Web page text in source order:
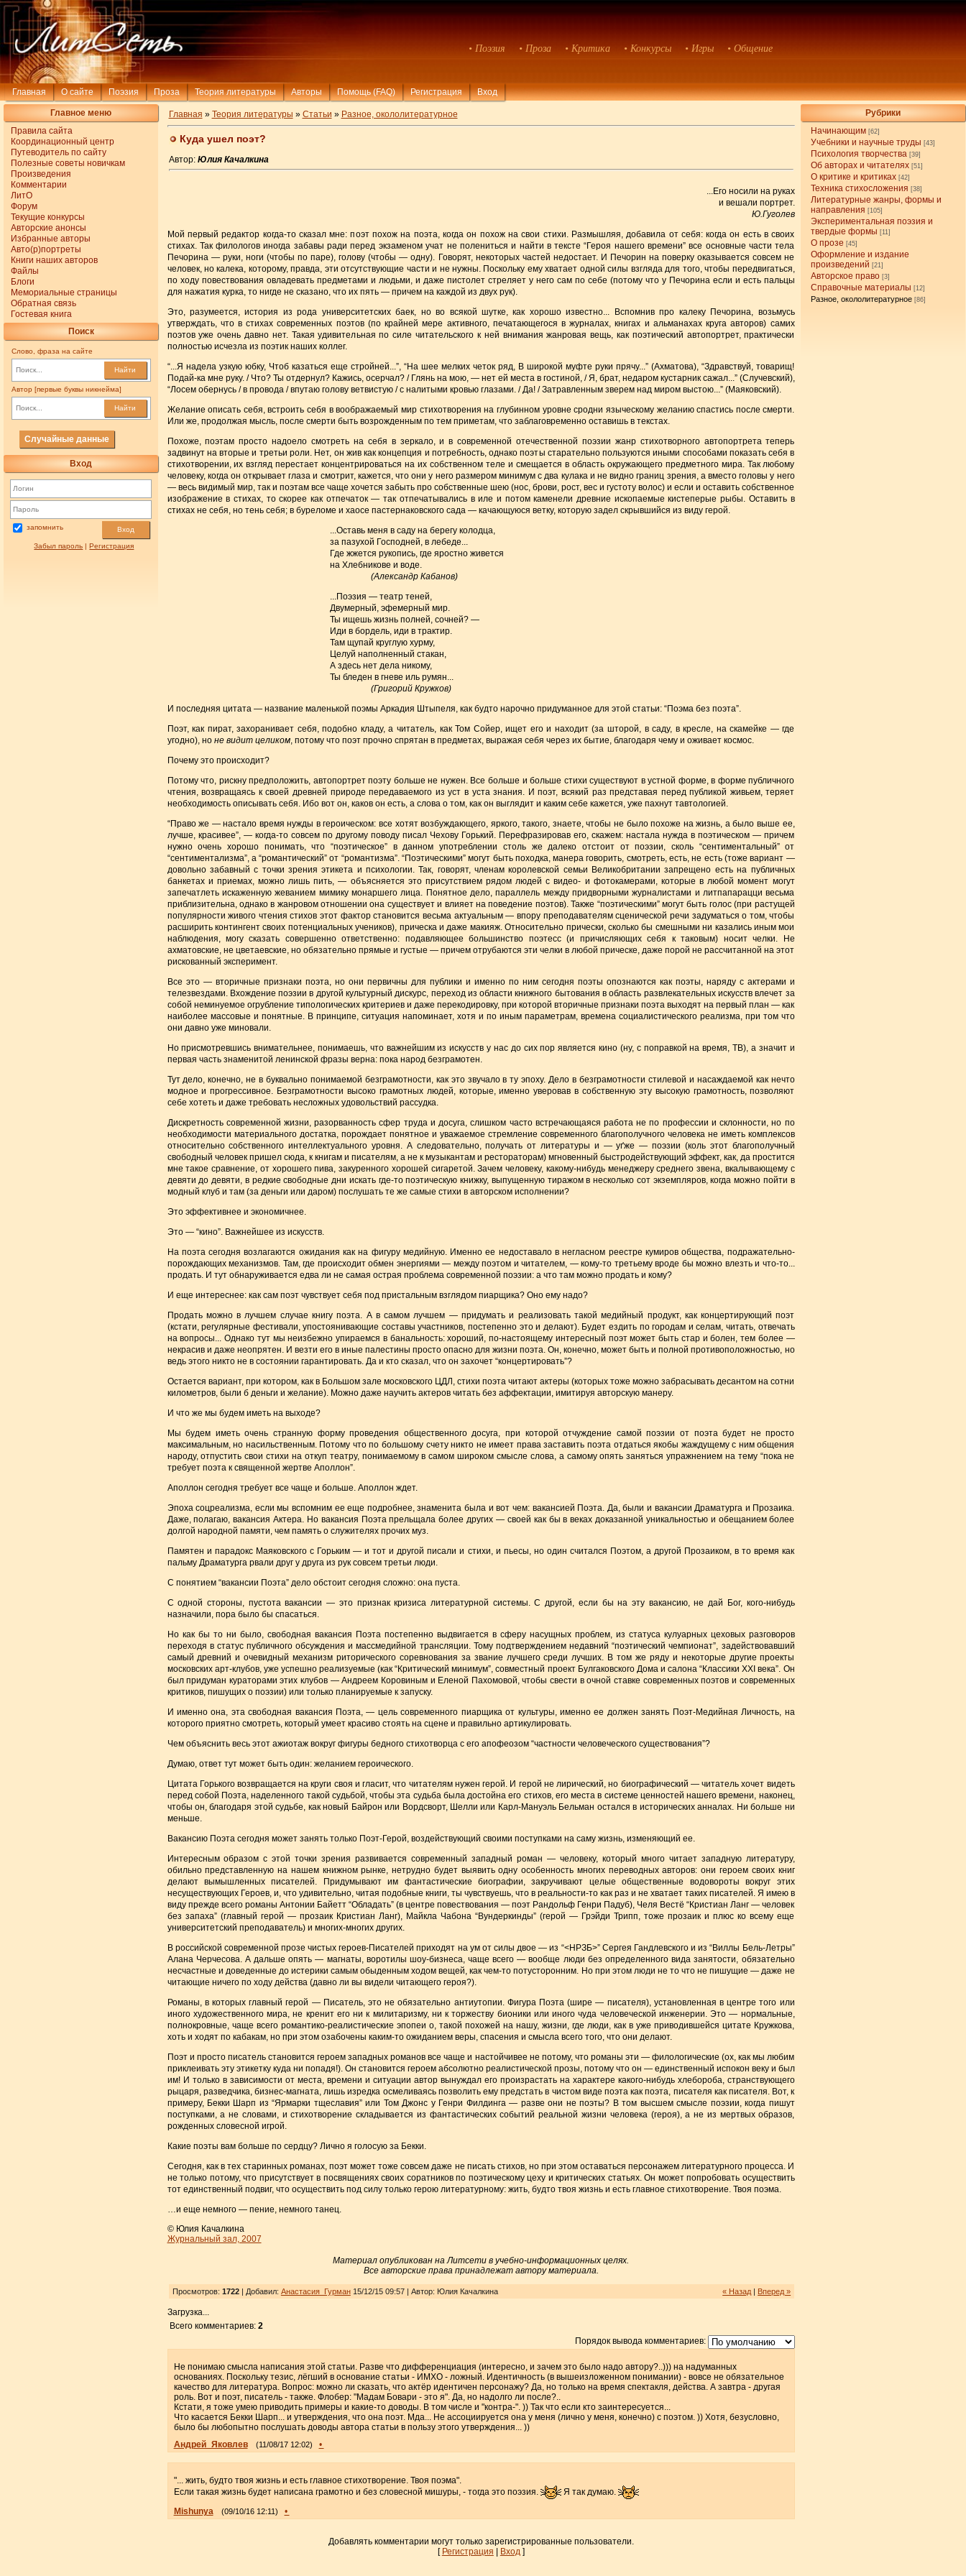
• Поэзия • Проза • Критика • Конкурсы • Игры • Общение
Главная О сайте Поэзия Проза Теория литературы Авторы Помощь (FAQ) Регистрация Вход
Главное меню
Правила сайта
Координационный центр
Путеводитель по сайту
Полезные советы новичкам
Произведения
Комментарии
ЛитО
Форум
Текущие конкурсы
Авторские анонсы
Избранные авторы
Авто(р)портреты
Книги наших авторов
Файлы
Блоги
Мемориальные страницы
Обратная связь
Гостевая книга
Поиск
Слово, фраза на сайте
Найти
Автор [первые буквы никнейма]
Найти
Случайные данные
Вход
запомнить Вход
Забыл пароль |Регистрация
Рубрики
Начинающим [62]
Учебники и научные труды [43]
Психология творчества [39]
Об авторах и читателях [51]
О критике и критиках [42]
Техника стихосложения [38]
Литературные жанры, формы и
направления [105]
Экспериментальная поэзия и
твердые формы [11]
О прозе [45]
Оформление и издание
произведений [21]
Авторское право [3]
Справочные материалы [12]
Разное, окололитературное [86]
Главная » Теория литературы » Статьи » Разное, окололитературное
Куда ушел поэт?
Автор: Юлия Качалкина
...Его носили на руках
и вешали портрет.
Ю.Гуголев
Мой первый редактор когда-то сказал мне: поэт похож на поэта, когда он похож на свои стихи. Размышляя, добавила от себя: когда он есть в своих
стихах. Так филологов иногда забавы ради перед экзаменом учат не полениться и найти в тексте “Героя нашего времени” все основные части тела
Печорина — руки, ноги (чтобы по паре), голову (чтобы — одну). Говорят, некоторых частей недостает. И Печорин на поверку оказывается совсем не
человек, но калека, которому, правда, эти отсутствующие части и не нужны. Поскольку ему хватает одной силы взгляда для того, чтобы передвигаться,
по ходу повествования овладевать предметами и людьми, и даже пистолет стреляет у него сам по себе (потому что у Печорина если и есть пальцы
для нажатия курка, то нигде не сказано, что их пять — причем на каждой из двух рук).
Это, разумеется, история из рода университетских баек, но во всякой шутке, как хорошо известно... Вспомнив про калеку Печорина, возьмусь
утверждать, что в стихах современных поэтов (по крайней мере активного, печатающегося в журналах, книгах и альманахах круга авторов) самих
поэтов уже очень давно нет. Такая удивительная по силе читательского к ней внимания жанровая вещь, как поэтический автопортрет, практически
полностью исчезла из поэтик наших коллег.
“...Я надела узкую юбку, Чтоб казаться еще стройней...”, “На шее мелких четок ряд, В широкой муфте руки прячу...” (Ахматова), “Здравствуй, товарищ!
Подай-ка мне руку. / Что? Ты отдернул? Кажись, осерчал? / Глянь на мою, — нет ей места в гостиной, / Я, брат, недаром кустарник сажал...” (Случевский),
“Лосем обернусь / в провода / впутаю голову ветвистую / с налитыми кровью глазами. / Да! / Затравленным зверем над миром выстою...” (Маяковский).
Желание описать себя, встроить себя в воображаемый мир стихотворения на глубинном уровне сродни языческому желанию спастись после смерти.
Или же, продолжая мысль, после смерти быть возрожденным по тем приметам, что заблаговременно оставишь в текстах.
Похоже, поэтам просто надоело смотреть на себя в зеркало, и в современной отечественной поэзии жанр стихотворного автопортрета теперь
задвинут на вторые и третьи роли. Нет, он жив как концепция и потребность, однако поэты старательно пользуются иными способами показать себя в
стихотворении, их взгляд перестает концентрироваться на их собственном теле и смещается в область окружающего предметного мира. Так любому
человеку, когда он открывает глаза и смотрит, кажется, что они у него размером минимум с два кулака и не видно границ зрения, а вместо головы у него
— весь видимый мир, так и поэтам все чаще хочется забыть про собственные шею (нос, брови, рост, вес и густоту волос) и если и оставить собственное
изображение в стихах, то скорее как отпечаток — так отпечатывались в иле и потом каменели древние ископаемые кистеперые рыбы. Оставить в
стихах не себя, но тень себя; в буреломе и хаосе пастернаковского сада — качающуюся ветку, которую задел скрывшийся из виду герой.
...Оставь меня в саду на берегу колодца,
за пазухой Господней, в лебеде...
Где жжется рукопись, где яростно живется
на Хлебникове и воде.
(Александр Кабанов)
...Поэзия — театр теней,
Двумерный, эфемерный мир.
Ты ищешь жизнь полней, сочней? —
Иди в бордель, иди в трактир.
Там щупай круглую хурму,
Целуй наполненный стакан,
А здесь нет дела никому,
Ты бледен в гневе иль румян...
(Григорий Кружков)
И последняя цитата — название маленькой поэмы Аркадия Штыпеля, как будто нарочно придуманное для этой статьи: “Поэма без поэта”.
Поэт, как пират, захоранивает себя, подобно кладу, а читатель, как Том Сойер, ищет его и находит (за шторой, в саду, в кресле, на скамейке — где
угодно), но не видит целиком, потому что поэт прочно спрятан в предметах, выражая себя через их бытие, благодаря чему и оживает космос.
Почему это происходит?
Потому что, рискну предположить, автопортрет поэту больше не нужен. Все больше и больше стихи существуют в устной форме, в форме публичного
чтения, возвращаясь к своей древней природе передаваемого из уст в уста знания. И поэт, всякий раз представая перед публикой живьем, теряет
необходимость описывать себя. Ибо вот он, каков он есть, а слова о том, как он выглядит и каким себе кажется, уже пахнут тавтологией.
“Право же — настало время нужды в героическом: все хотят возбуждающего, яркого, такого, знаете, чтобы не было похоже на жизнь, а было выше ее,
лучше, красивее”, — когда-то совсем по другому поводу писал Чехову Горький. Перефразировав его, скажем: настала нужда в поэтическом — причем
нужно очень хорошо понимать, что “поэтическое” в данном употреблении столь же далеко отстоит от поэзии, сколь “сентиментальный” от
“сентиментализма”, а “романтический” от “романтизма”. “Поэтическими” могут быть походка, манера говорить, смотреть, есть, не есть (тоже вариант —
довольно забавный с точки зрения этикета и психологии. Так, говорят, членам королевской семьи Великобритании запрещено есть на публичных
банкетах и приемах, можно лишь пить, — объясняется это присутствием рядом людей с видео- и фотокамерами, которые в любой момент могут
запечатлеть искаженную жеванием мимику монаршего лица. Понятное дело, параллель между придворными журналистами и литпапарацци весьма
приблизительна, однако в жанровом отношении она существует и влияет на поведение поэтов). Также “поэтическими” могут быть голос (при растущей
популярности живого чтения стихов этот фактор становится весьма актуальным — впору преподавателям сценической речи задуматься о том, чтобы
расширить контингент своих потенциальных учеников), прическа и даже макияж. Относительно прически, сколько бы смешными ни казались иным мои
наблюдения, могу сказать совершенно ответственно: подавляющее большинство поэтесс (и причисляющих себя к таковым) носит челки. Не
ахматовские, не цветаевские, но обязательно прямые и густые — причем отрубаются эти челки в любой прическе, даже порой не рассчитанной на этот
рискованный эксперимент.
Все это — вторичные признаки поэта, но они первичны для публики и именно по ним сегодня поэты опознаются как поэты, наряду с актерами и
телезвездами. Вхождение поэзии в другой культурный дискурс, переход из области книжного бытования в область развлекательных искусств влечет за
собой неминуемое огрубление типологических критериев и даже перекодировку, при которой вторичные признаки поэта выходят на первый план — как
наиболее массовые и понятные. В принципе, ситуация напоминает, хотя и по иным параметрам, времена социалистического реализма, при том что
они давно уже миновали.
Но присмотревшись внимательнее, понимаешь, что важнейшим из искусств у нас до сих пор является кино (ну, с поправкой на время, ТВ), а значит и
первая часть знаменитой ленинской фразы верна: пока народ безграмотен.
Тут дело, конечно, не в буквально понимаемой безграмотности, как это звучало в ту эпоху. Дело в безграмотности стилевой и насаждаемой как нечто
модное и прогрессивное. Безграмотности высоко грамотных людей, которые, именно уверовав в собственную эту высокую грамотность, позволяют
себе хотеть и даже требовать несложных удовольствий рассудка.
Дискретность современной жизни, разорванность сфер труда и досуга, слишком часто встречающаяся работа не по профессии и склонности, но по
необходимости материального достатка, порождает понятное и уважаемое стремление современного благополучного человека не иметь комплексов
относительно собственного интеллектуального уровня. А следовательно, получать от литературы и — уґже — поэзии (коль этот благополучный
свободный человек пришел сюда, к книгам и писателям, а не к музыкантам и рестораторам) мгновенный быстродействующий эффект, как, да простится
мне такое сравнение, от хорошего пива, закуренного хорошей сигаретой. Зачем человеку, какому-нибудь менеджеру среднего звена, вкалывающему с
девяти до девяти, в редкие свободные дни искать где-то поэтическую книжку, выпущенную тиражом в несколько сот экземпляров, когда можно пойти в
модный клуб и там (за деньги или даром) послушать те же самые стихи в авторском исполнении?
Это эффективнее и экономичнее.
Это — “кино”. Важнейшее из искусств.
На поэта сегодня возлагаются ожидания как на фигуру медийную. Именно ее недоставало в негласном реестре кумиров общества, подражательно-
порождающих механизмов. Там, где происходит обмен энергиями — между поэтом и читателем, — кому-то третьему вроде бы можно влезть и что-то...
продать. И тут обнаруживается едва ли не самая острая проблема современной поэзии: а что там можно продать и кому?
И еще интереснее: как сам поэт чувствует себя под пристальным взглядом пиарщика? Оно ему надо?
Продать можно в лучшем случае книгу поэта. А в самом лучшем — придумать и реализовать такой медийный продукт, как концертирующий поэт
(кстати, регулярные фестивали, упостоянивающие составы участников, постепенно это и делают). Будет ездить по городам и селам, читать, отвечать
на вопросы... Однако тут мы неизбежно упираемся в банальность: хороший, по-настоящему интересный поэт может быть стар и болен, тем более —
некрасив и даже неопрятен. И везти его в иные палестины просто опасно для жизни поэта. Он, конечно, может быть и полной противоположностью, но
ведь этого никто не в состоянии гарантировать. Да и кто сказал, что он захочет “концертировать”?
Остается вариант, при котором, как в Большом зале московского ЦДЛ, стихи поэта читают актеры (которых тоже можно забрасывать десантом на сотни
километров, были б деньги и желание). Можно даже научить актеров читать без аффектации, имитируя авторскую манеру.
И что же мы будем иметь на выходе?
Мы будем иметь очень странную форму проведения общественного досуга, при которой отчуждение самой поэзии от поэта будет не просто
максимальным, но насильственным. Потому что по большому счету никто не имеет права заставить поэта отдаться якобы жаждущему с ним общения
народу, отпустить свои стихи на откуп театру, понимаемому в самом широком смысле слова, а самому опять заняться упражнением на тему “пока не
требует поэта к священной жертве Аполлон”.
Аполлон сегодня требует все чаще и больше. Аполлон ждет.
Эпоха соцреализма, если мы вспомним ее еще подробнее, знаменита была и вот чем: вакансией Поэта. Да, были и вакансии Драматурга и Прозаика.
Даже, полагаю, вакансия Актера. Но вакансия Поэта прельщала более других — своей как бы в веках доказанной уникальностью и обещанием более
долгой народной памяти, чем память о служителях прочих муз.
Памятен и парадокс Маяковского с Горьким — и тот и другой писали и стихи, и пьесы, но один считался Поэтом, а другой Прозаиком, в то время как
пальму Драматурга рвали друг у друга из рук совсем третьи люди.
С понятием “вакансии Поэта” дело обстоит сегодня сложно: она пуста.
С одной стороны, пустота вакансии — это признак кризиса литературной системы. С другой, если бы на эту вакансию, не дай Бог, кого-нибудь
назначили, пора было бы спасаться.
Но как бы то ни было, свободная вакансия Поэта постепенно выдвигается в сферу насущных проблем, из статуса кулуарных цеховых разговоров
переходя в статус публичного обсуждения и массмедийной трансляции. Тому подтверждением недавний “поэтический чемпионат”, задействовавший
самый древний и очевидный механизм риторического соревнования за звание лучшего среди лучших. В том же ряду и некоторые другие проекты
московских арт-клубов, уже успешно реализуемые (как “Критический минимум”, совместный проект Булгаковского Дома и салона “Классики XXI века”. Он
был придуман кураторами этих клубов — Андреем Коровиным и Еленой Пахомовой, чтобы свести в очной ставке современных поэтов и современных
критиков, пишущих о поэзии) или только планируемые к запуску.
И именно она, эта свободная вакансия Поэта, — цель современного пиарщика от культуры, именно ее должен занять Поэт-Медийная Личность, на
которого приятно смотреть, который умеет красиво стоять на сцене и правильно артикулировать.
Чем объяснить весь этот ажиотаж вокруг фигуры бедного стихотворца с его апофеозом “частности человеческого существования”?
Думаю, ответ тут может быть один: желанием героического.
Цитата Горького возвращается на круги своя и гласит, что читателям нужен герой. И герой не лирический, но биографический — читатель хочет видеть
перед собой Поэта, наделенного такой судьбой, чтобы эта судьба была достойна его стихов, его места в системе ценностей нашего времени, наконец,
чтобы он, благодаря этой судьбе, как новый Байрон или Вордсворт, Шелли или Карл-Мануэль Бельман остался в исторических анналах. Ни больше ни
меньше.
Вакансию Поэта сегодня может занять только Поэт-Герой, воздействующий своими поступками на саму жизнь, изменяющий ее.
Интересным образом с этой точки зрения развивается современный западный роман — человеку, который много читает западную литературу,
обильно представленную на нашем книжном рынке, нетрудно будет выявить одну особенность многих переводных авторов: они героем своих книг
делают вымышленных писателей. Придумывают им фантастические биографии, закручивают целые общественные водовороты вокруг этих
несуществующих Героев, и, что удивительно, читая подобные книги, ты чувствуешь, что в реальности-то как раз и не хватает таких писателей. Я имею в
виду прежде всего романы Антонии Байетт “Обладать” (в центре повествования — поэт Рандольф Генри Падуб), Челя Вестё “Кристиан Ланг — человек
без запаха” (главный герой — прозаик Кристиан Ланг), Майкла Чабона “Вундеркинды” (герой — Грэйди Трипп, тоже прозаик и плюс ко всему еще
университетский преподаватель) и многих-многих других.
В российской современной прозе чистых героев-Писателей приходят на ум от силы двое — из “<НРЗБ>” Сергея Гандлевского и из “Виллы Бель-Летры”
Алана Черчесова. А дальше опять — магнаты, воротилы шоу-бизнеса, чаще всего — вообще люди без определенного вида занятости, обязательно
несчастные и доведенные до истерики самым обыденным ходом вещей, как чем-то потусторонним. Но при этом люди не то что не пишущие — даже не
читающие ничего по ходу действа (давно ли вы видели читающего героя?).
Романы, в которых главный герой — Писатель, это не обязательно антиутопии. Фигура Поэта (шире — писателя), установленная в центре того или
иного художественного мира, не кренит его ни к милитаризму, ни к торжеству бионики или иного чуда человеческой инженерии. Это — нормальные,
полнокровные, чаще всего романтико-реалистические эпопеи о, такой похожей на нашу, жизни, где люди, как в уже приводившейся цитате Кружкова,
хоть и ходят по кабакам, но при этом озабочены каким-то ожиданием веры, спасения и смысла всего того, что они делают.
Поэт и просто писатель становится героем западных романов все чаще и настойчивее не потому, что романы эти — филологические (ох, как мы любим
приклеивать эту этикетку куда ни попадя!). Он становится героем абсолютно реалистической прозы, потому что он — единственный испокон веку и был
им! И только в зависимости от места, времени и ситуации автор вынуждал его произрастать на характере какого-нибудь хлебороба, странствующего
рыцаря, разведчика, бизнес-магната, лишь изредка осмеливаясь позволить ему предстать в чистом виде поэта как поэта, писателя как писателя. Вот, к
примеру, Бекки Шарп из “Ярмарки тщеславия” или Том Джонс у Генри Филдинга — разве они не поэты? В том высшем смысле поэзии, когда пишут
поступками, а не словами, и стихотворение складывается из фантастических событий реальной жизни человека (героя), а не из мертвых образов,
рожденных словесной игрой.
Какие поэты вам больше по сердцу? Лично я голосую за Бекки.
Сегодня, как в тех старинных романах, поэт может тоже совсем даже не писать стихов, но при этом оставаться персонажем литературного процесса. И
не только потому, что присутствует в посвящениях своих соратников по поэтическому цеху и критических статьях. Он может попробовать осуществить
тот единственный подвиг, что осуществить под силу только герою литературному: жить, будто твоя жизнь и есть главное стихотворение. Твоя поэма.
…и еще немного — пение, немного танец.
© Юлия Качалкина
Журнальный зал, 2007
Материал опубликован на Литсети в учебно-информационных целях.
Все авторские права принадлежат автору материала.
« Назад | Вперед »
Просмотров: 1722| Добавил: Анастасия_Гурман15/12/15 09:57 | Автор: Юлия Качалкина
Загрузка...
Всего комментариев: 2
Порядок вывода комментариев:
Не понимаю смысла написания этой статьи. Разве что дифференциация (интересно, и зачем это было надо автору?..))) на надуманных
основаниях. Поскольку тезис, лёгший в основание статьи - ИМХО - ложный. Идентичность (в вышеизложенном понимании) - вовсе не обязательное
качество для литература. Вопрос: можно ли сказать, что актёр идентичен персонажу? Да, но только на время спектакля, действа. А завтра - другая
роль. Вот и поэт, писатель - также. Флобер: "Мадам Бовари - это я". Да, но надолго ли после?..
Кстати, я тоже умею приводить примеры и какие-то доводы. В том числе и "контра-". )) Так что если кто заинтересуется...
Что касается Бекки Шарп... и утверждения, что она поэт. Мда... Не ассоциируется она у меня (лично у меня, конечно) с поэтом. )) Хотя, безусловно,
было бы любопытно послушать доводы автора статьи в пользу этого утверждения... ))
Андрей_Яковлев
(11/08/17 12:02) •
"... жить, будто твоя жизнь и есть главное стихотворение. Твоя поэма".
Если такая жизнь будет написана грамотно и без словесной мишуры, - тогда это поэзия.
Я так думаю.
Mishunya
(09/10/16 12:11) •
Добавлять комментарии могут только зарегистрированные пользователи.
[ Регистрация | Вход ]